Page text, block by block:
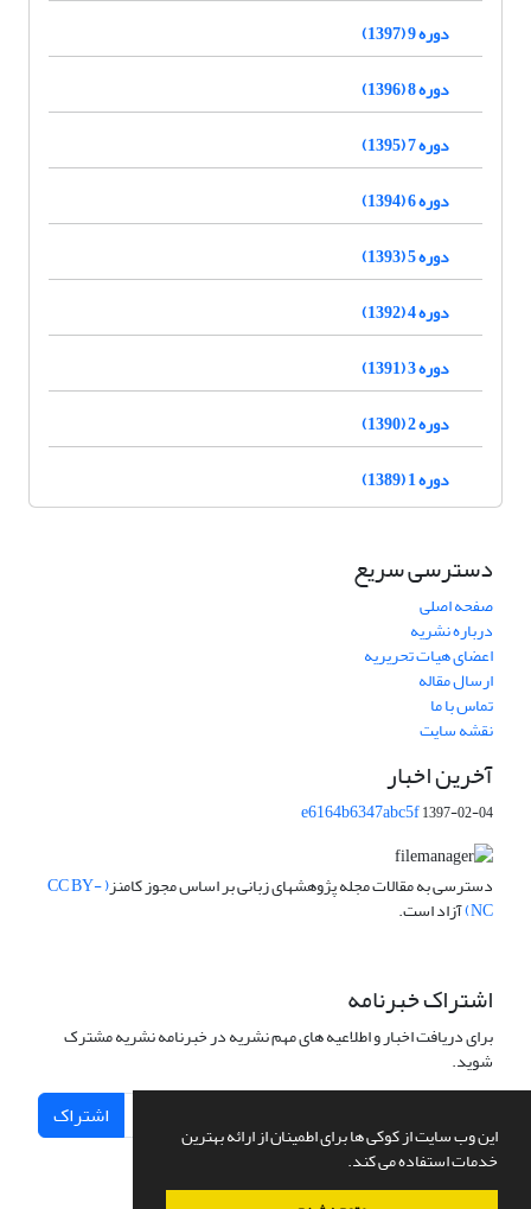
این وب سایت از کوکی ها برای اطمینان از ارائه بهترین
خدمات استفاده می کند.
دوره 9 (1397)
دوره 8 (1396)
دوره 7 (1395)
دوره 6 (1394)
دوره 5 (1393)
دوره 4 (1392)
دوره 3 (1391)
دوره 2 (1390)
دوره 1 (1389)
دسترسی سریع
صفحه اصلی
درباره نشریه
اعضای هیات تحریریه
ارسال مقاله
تماس با ما
نقشه سایت
آخرین اخبار
e6164b6347abc5f1397-02-04
دسترسی به مقالات مجله پژوهشهای زبانی بر اساس مجوز کامنز ( CC BY-
NC) آزاد است.
اشتراک خبرنامه
برای دریافت اخبار و اطلاعیه های مهم نشریه در خبرنامه نشریه مشترک
شوید.
اشتراک